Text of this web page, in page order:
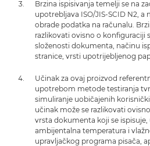
Brzina ispisivanja temelji se na
upotrebljava ISO/JIS-SCID N2,
obrade podatka na računalu.
razlikovati ovisno o konfiguraciji
složenosti dokumenta, načinu
stranice, vrsti upotrijebljenog
Učinak za ovaj proizvod
upotrebom metode testiranja
simuliranje uobičajenih
učinak može se razlikovati
vrsta dokumenta koji se
ambijentalna temperatura i
upravljačkog programa pisača,